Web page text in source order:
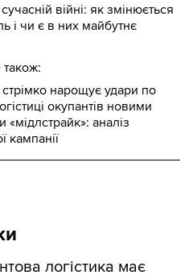
війні: як змінюється
і чи є в них майбутнє
також:
стрімко нарощує удари по
окупантів новими
«мідлстрайк»: аналіз
кампанії
логістика має